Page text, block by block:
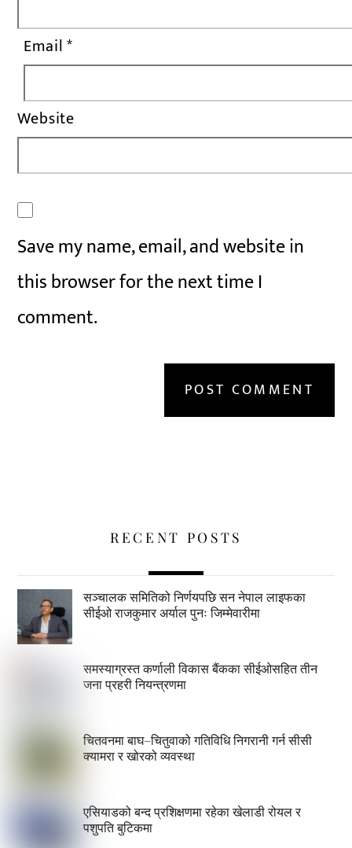
Email*
Website
Save my name, email, and website in
this browser for the next time I
comment.
RECENT POSTS
सञ्चालक समितिको निर्णयपछि सन नेपाल लाइफका
सीईओ राजकुमार अर्याल पुनः जिम्मेवारीमा
समस्याग्रस्त कर्णाली विकास बैंकका सीईओसहित तीन
जना प्रहरी नियन्त्रणमा
चितवनमा बाघ–चितुवाको गतिविधि निगरानी गर्न सीसी
क्यामरा र खोरको व्यवस्था
एसियाडको बन्द प्रशिक्षणमा रहेका खेलाडी रोयल र
पशुपति बुटिकमा